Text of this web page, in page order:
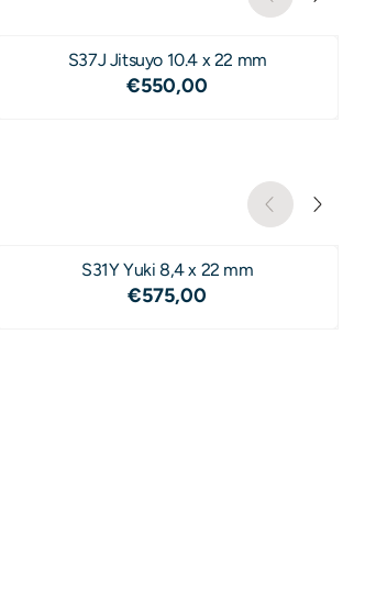
S37J Jitsuyo 10.4 x 22 mm
Prijs: 550,00
€550,00
S31Y Yuki 8,4 x 22 mm
Prijs: 575,00
€575,00